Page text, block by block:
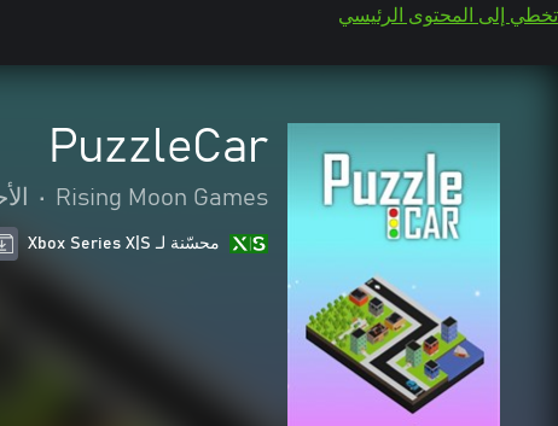
تخطي إلى المحتوى الرئيسي
PuzzleCar
Rising Moon Games
•
محسّنة لـ Xbox Series X|S